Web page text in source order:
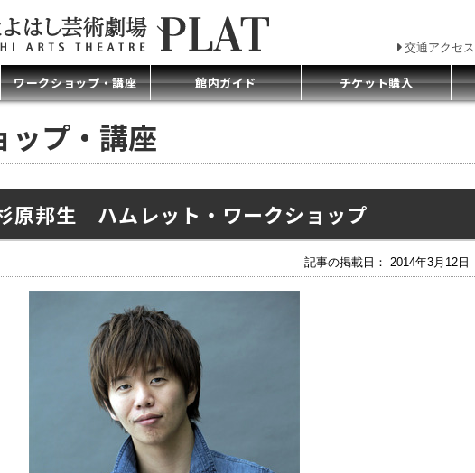
交通アクセス
ワークショップ・講座 館内ガイド チケット購入
ップ・講座
杉原邦生 ハムレット・ワークショップ
記事の掲載日： 2014年3月12日